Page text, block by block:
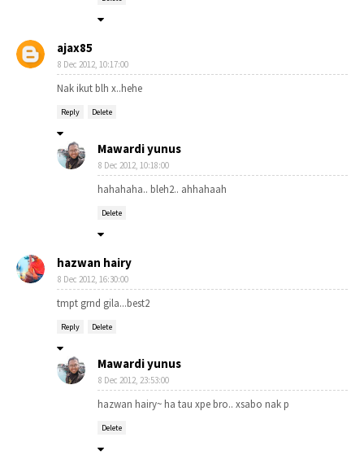
ajax85
8 Dec 2012, 10:17:00
Nak ikut blh x..hehe
Reply Delete
Mawardi yunus
8 Dec 2012, 10:18:00
hahahaha.. bleh2.. ahhahaah
Delete
hazwan hairy
8 Dec 2012, 16:30:00
tmpt grnd gila...best2
Reply Delete
Mawardi yunus
8 Dec 2012, 23:53:00
hazwan hairy~ ha tau xpe bro.. xsabo nak p
Delete